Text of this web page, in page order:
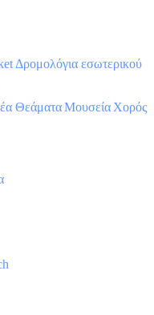
Δρομολόγια εσωτερικού
ΘεάματαΜουσεία Χορός